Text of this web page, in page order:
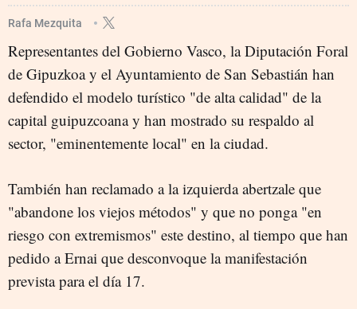
Rafa Mezquita
Representantes del Gobierno Vasco, la Diputación Foral
de Gipuzkoa y el Ayuntamiento de San Sebastián han
defendido el modelo turístico "de alta calidad" de la
capital guipuzcoana y han mostrado su respaldo al
sector, "eminentemente local" en la ciudad.
También han reclamado a la izquierda abertzale que
"abandone los viejos métodos" y que no ponga "en
riesgo con extremismos" este destino, al tiempo que han
pedido a Ernai que desconvoque la manifestación
prevista para el día 17.